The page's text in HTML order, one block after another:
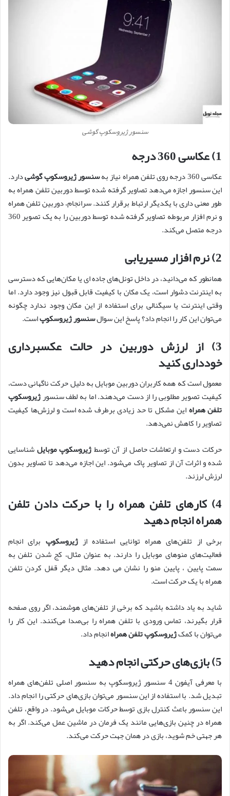
سنسور ژیروسکوپ گوشی
1) عکاسی 360 درجه
عکاسی 360 درجه روی تلفن همراه نیاز به سنسور ژیروسکوپ گوشیدارد.
این سنسور اجازه می‌دهد تصاویر گرفته شده توسط دوربین تلفن همراه به
طور معنی داری با یکدیگر ارتباط برقرار کنند. سرانجام، دوربین تلفن همراه
و نرم افزار مربوطه تصاویر گرفته شده توسط دوربین را به یک تصویر 360
درجه متصل می‌کند.
2) نرم افزار مسیریابی
همانطور که می‌دانید، در داخل تونل‌های جاده ای یا مکان‌هایی که دسترسی
به اینترنت دشوار است، یک مکان با کیفیت قابل قبول نیز وجود دارد. اما
وقتی اینترنت یا سیگنالی برای استفاده از این مکان وجود ندارد چگونه
می‌توان این کار را انجام داد؟ پاسخ این سوالسنسور ژیروسکوپاست.
3) از لرزش دوربین در حالت عکسبرداری
خودداری کنید
معمول است که همه کاربران دوربین موبایل به دلیل حرکت ناگهانی دست،
کیفیت تصویر مطلوبی را از دست می‌دهند. اما به لطف سنسورژیروسکوپ
تلفن همراهاین مشکل تا حد زیادی برطرف شده است و لرزش‌ها کیفیت
تصاویر را کاهش نمی‌دهد.
حرکات دست و ارتعاشات حاصل از آن توسطژیروسکوپ موبایلشناسایی
شده و اثرات آن از تصاویر پاک می‌شود. این اجازه می‌دهد تا تصاویر بدون
لرزش لرزند.
4) کارهای تلفن همراه را با حرکت دادن تلفن
همراه انجام دهید
برخی از تلفن‌های همراه توانایی استفاده ازژیروسکوپ برای انجام
فعالیت‌های منوهای موبایل را دارند. به عنوان مثال، کج شدن تلفن به
سمت پایین ، پایین منو را نشان می دهد. مثال دیگر قفل کردن تلفن
همراه با یک حرکت است.
شاید به یاد داشته باشید که برخی از تلفن‌های هوشمند، اگر روی صفحه
قرار بگیرند، تماس ورودی با تلفن همراه را بی‌صدا می‌کنند. این کار را
می‌توان با کمکژیروسکوپ تلفن همراهانجام داد.
5) بازی‌های حرکتی انجام دهید
با معرفی آیفون 4 سنسور ژیروسکوپ به سنسور اصلی تلفن‌های همراه
تبدیل شد. با استفاده از این سنسور می‌توان بازی‌های حرکتی را انجام داد.
این سنسور باعث کنترل بازی توسط حرکات موبایل می‌شود. در واقع، تلفن
همراه در چنین بازی‌هایی مانند یک فرمان در ماشین عمل می‌کند. اگر به
هر جهتی خم شوید، بازی در همان جهت حرکت می‌کند.